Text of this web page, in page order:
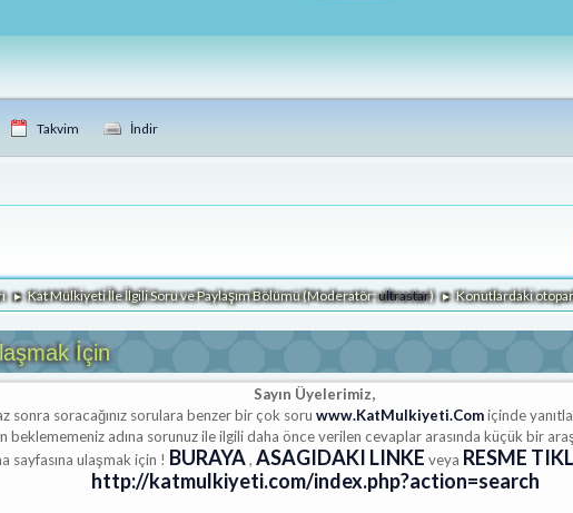
Takvim İndir
► Kat Mülkiyeti İle İlgili Soru ve Paylaşım Bölümü(Moderatör:ultrastar) ► Konutlardaki
İçin
Sayın Üyelerimiz,
sonra soracağınız sorulara benzer bir çok soru www.KatMulkiyeti.Comiçinde
beklememeniz adına sorunuz ile ilgili daha önce verilen cevaplar arasında küçük bir
sayfasına ulaşmak için ! BURAYA,ASAGIDAKI LINKE veya RESME
http://katmulkiyeti.com/index.php?action=search